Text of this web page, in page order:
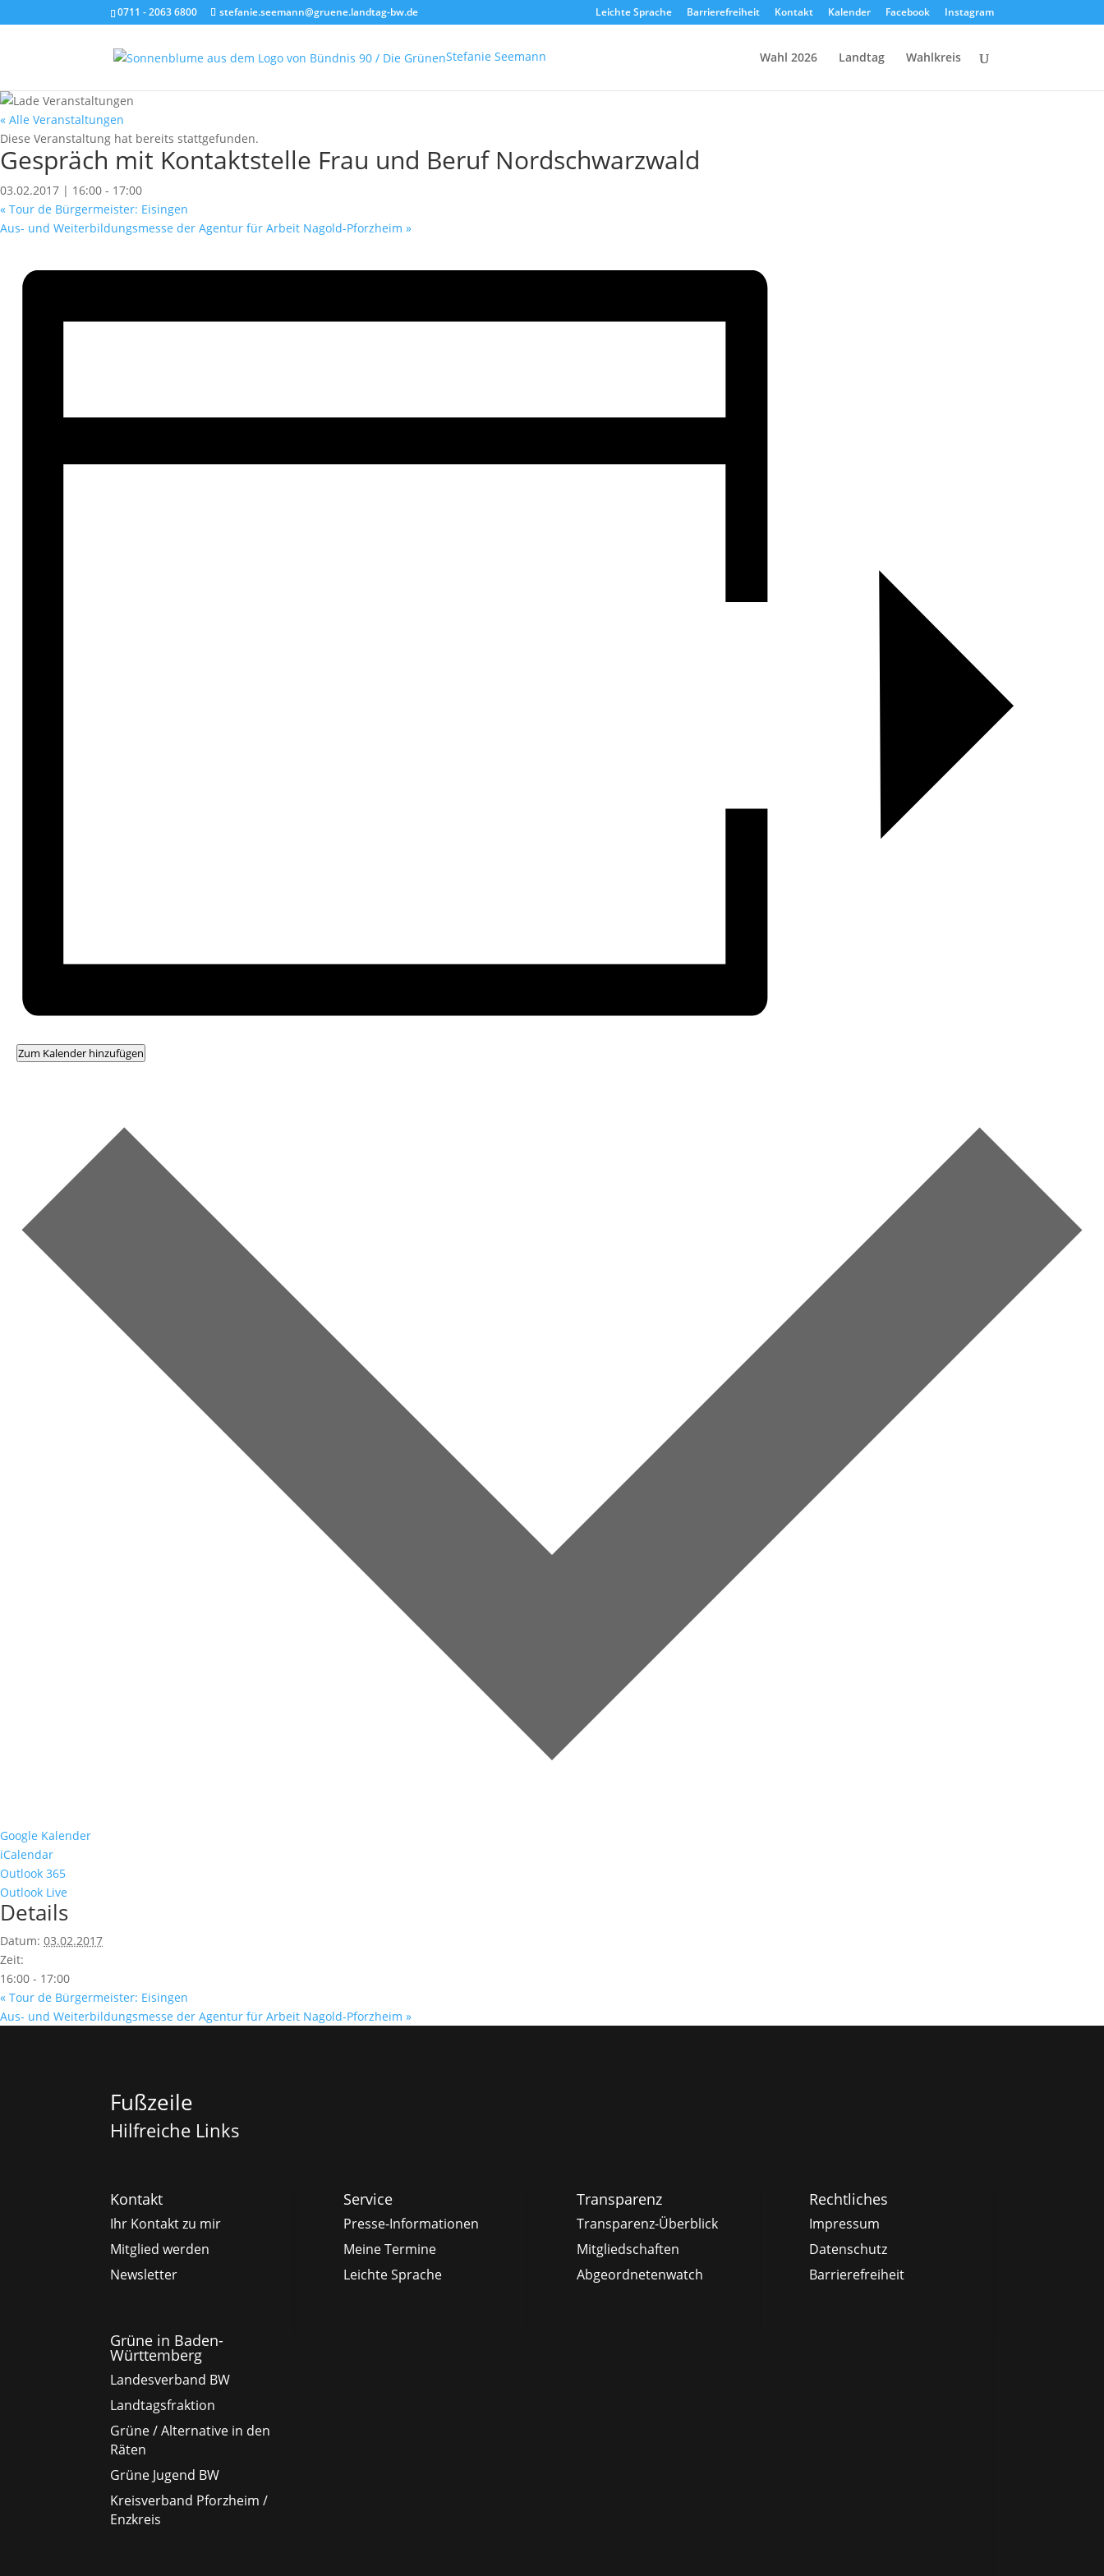
0711 - 2063 6800 stefanie.seemann@gruene.landtag-bw.de Leichte Sprache Barrierefreiheit Kontakt Kalender Facebook Instagram
Stefanie Seemann Wahl 2026 Landtag Wahlkreis
« Alle Veranstaltungen
Diese Veranstaltung hat bereits stattgefunden.
Gespräch mit Kontaktstelle Frau und Beruf Nordschwarzwald
03.02.2017 | 16:00 - 17:00
« Tour de Bürgermeister: Eisingen
Aus- und Weiterbildungsmesse der Agentur für Arbeit Nagold-Pforzheim »
Zum Kalender hinzufügen
Google Kalender
iCalendar
Outlook 365
Outlook Live
Details
Datum: 03.02.2017
Zeit:
16:00 - 17:00
« Tour de Bürgermeister: Eisingen
Aus- und Weiterbildungsmesse der Agentur für Arbeit Nagold-Pforzheim »
Fußzeile
Hilfreiche Links
Kontakt
Ihr Kontakt zu mir
Mitglied werden
Newsletter
Service
Presse-Informationen
Meine Termine
Leichte Sprache
Transparenz
Transparenz-Überblick
Mitgliedschaften
Abgeordnetenwatch
Rechtliches
Impressum
Datenschutz
Barrierefreiheit
Grüne in Baden-
Württemberg
Landesverband BW
Landtagsfraktion
Grüne / Alternative in den
Räten
Grüne Jugend BW
Kreisverband Pforzheim /
Enzkreis